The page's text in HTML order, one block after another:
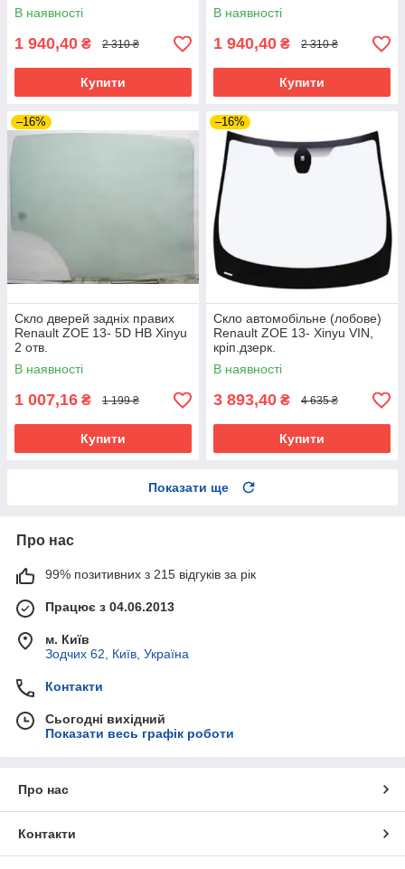
В наявності
1 940,40 ₴ 2 310 ₴
Купити
В наявності
1 940,40 ₴ 2 310 ₴
Купити
–16%
Скло дверей задніх правих
Renault ZOE 13- 5D HB Xinyu
2 отв.
В наявності
1 007,16 ₴ 1 199 ₴
Купити
–16%
Скло автомобільне (лобове)
Renault ZOE 13- Xinyu VIN,
кріп.дзерк.
В наявності
3 893,40 ₴ 4 635 ₴
Купити
Показати ще
Про нас
99% позитивних з 215 відгуків за рік
Працює з 04.06.2013
м. Київ
Зодчих 62, Київ, Україна
Контакти
Сьогодні вихідний
Показати весь графік роботи
Про нас
Контакти